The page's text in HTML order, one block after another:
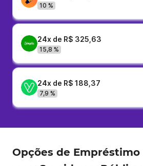
10 %
24x de R$ 325,63
15,8 %
24x de R$ 188,37
7,9 %
Opções de Empréstimo